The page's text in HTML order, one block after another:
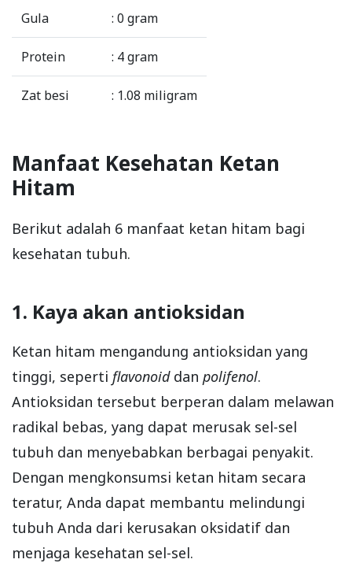
Gula : 0 gram
Protein : 4 gram
Zat besi : 1.08 miligram
Manfaat Kesehatan Ketan
Hitam
Berikut adalah 6 manfaat ketan hitam bagi
kesehatan tubuh.
1. Kaya akan antioksidan
Ketan hitam mengandung antioksidan yang
tinggi, seperti flavonoiddan polifenol.
Antioksidan tersebut berperan dalam melawan
radikal bebas, yang dapat merusak sel-sel
tubuh dan menyebabkan berbagai penyakit.
Dengan mengkonsumsi ketan hitam secara
teratur, Anda dapat membantu melindungi
tubuh Anda dari kerusakan oksidatif dan
menjaga kesehatan sel-sel.